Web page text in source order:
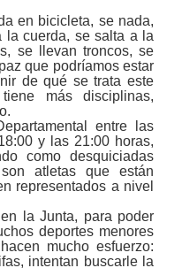
en bicicleta, se nada,
la cuerda, se salta a la
se llevan troncos, se
que podríamos estar
de qué se trata este
más disciplinas,
entre las
y las 21:00 horas,
como desquiciadas
atletas que están
representados a nivel
la Junta, para poder
deportes menores
mucho esfuerzo:
intentan buscarle la